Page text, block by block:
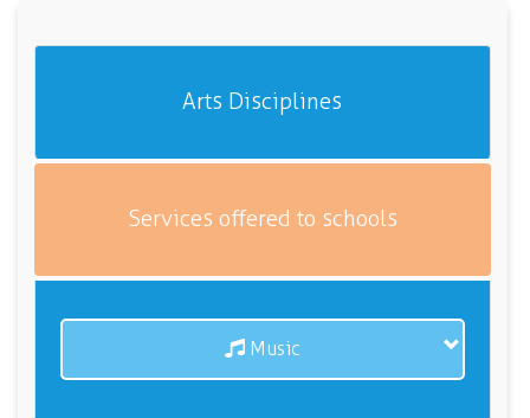
Arts Disciplines
Services offered to schools
Music